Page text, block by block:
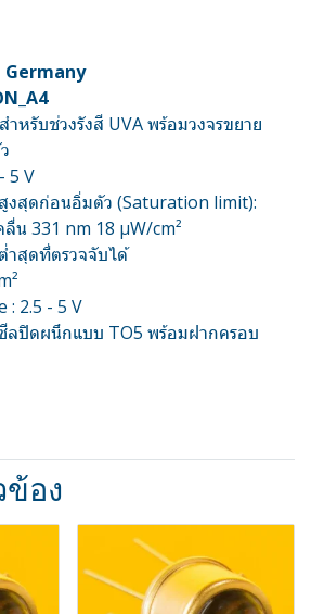
Germany
ำหรับช่วงรังสี UVA พร้อมวงจรขยาย
5 V
งสุดก่อนอิ่มตัว (Saturation limit):
ลื่น 331 nm 18 µW/cm²
ำสุดที่ตรวจจับได้
: 2.5 - 5 V
ลปิดผนึกแบบ TO5 พร้อมฝากครอบ
อง